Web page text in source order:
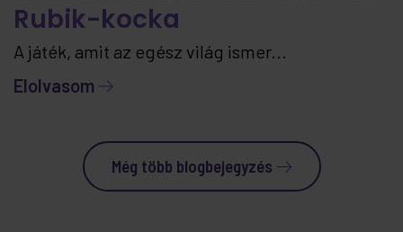
Rubik-kocka
A játék, amit az egész világ ismer...
Elolvasom
Még több blogbejegyzés